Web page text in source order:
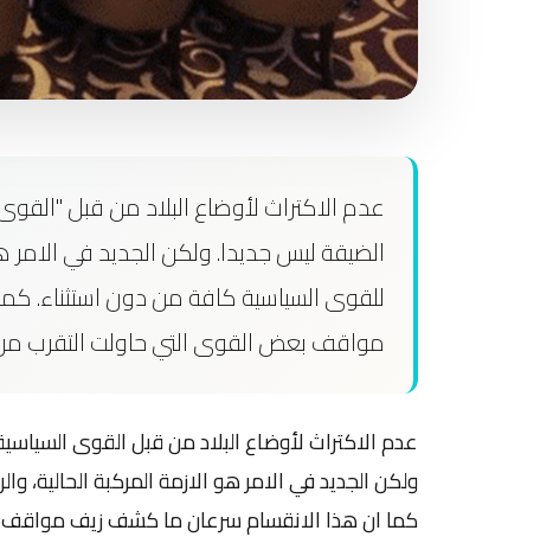
عدم الاكتراث لأوضاع البلاد من قبل
الضيقة ليس جديدا. ولكن الجديد في الامر
للقوى السياسية كافة من دون
مواقف بعض القوى التي حاولت التقرب
عدم الاكتراث لأوضاع البلاد من قبل القوى
ولكن الجديد في الامر هو الازمة المركبة
كما ان هذا الانقسام سرعان ما كشف زيف مواقف